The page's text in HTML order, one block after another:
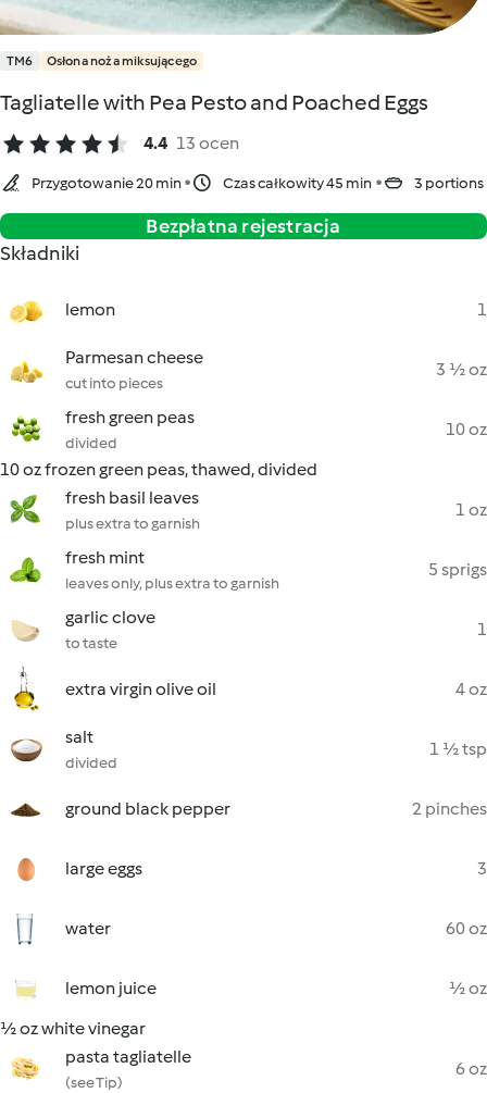
TM6 Osłona noża miksującego
Tagliatelle with Pea Pesto and Poached Eggs
4.4 13 ocen
Przygotowanie 20 min Czas całkowity 45 min 3 portions
Bezpłatna rejestracja
Składniki
lemon 1
Parmesan cheese
cut into pieces
3 ½ oz
fresh green peas
divided
10 oz
10 oz frozen green peas, thawed, divided
fresh basil leaves
plus extra to garnish
1 oz
fresh mint
leaves only, plus extra to garnish
5 sprigs
garlic clove
to taste
1
extra virgin olive oil 4 oz
salt
divided
1 ½ tsp
ground black pepper 2 pinches
large eggs 3
water 60 oz
lemon juice
½ oz
½ oz white vinegar
pasta tagliatelle
(see Tip)
6 oz